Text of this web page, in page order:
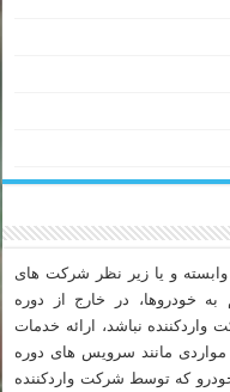
و یا زیر نظر شرکت های
به خودروها، در خارج از دوره
نباشد، ارائه خدمات
مانند سرویس های دوره
که توسط شرکت واردکننده